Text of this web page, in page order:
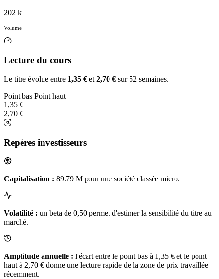
202 k
Volume
Lecture du cours
Le titre évolue entre 1,35 € et 2,70 € sur 52 semaines.
Point bas Point haut
1,35 €
2,70 €
Repères investisseurs
Capitalisation : 89.79 M pour une société classée micro.
Volatilité : un beta de 0,50 permet d'estimer la sensibilité du titre au
marché.
Amplitude annuelle : l'écart entre le point bas à 1,35 € et le point
haut à 2,70 € donne une lecture rapide de la zone de prix travaillée
récemment.